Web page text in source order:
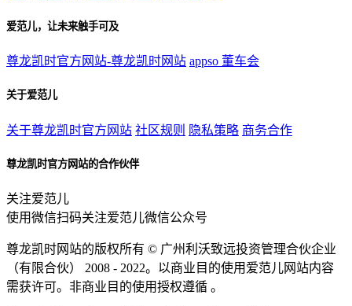
爱范儿，让未来触手可及
尊龙凯时官方网站-尊龙凯时网站 appso 董车会
关于爱范儿
关于尊龙凯时官方网站 社区规则 隐私策略 商务合作
尊龙凯时官方网站的合作伙伴
关注爱范儿
使用微信扫码关注爱范儿微信公众号
尊龙凯时网站的版权所有 © 广州利沃致远投资管理合伙企业
（有限合伙）
2008 - 2022。以商业目的使用爱范儿网站内容
需获许可。非商业目的使用授权遵循 。